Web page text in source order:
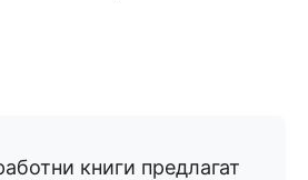
книги предлагат